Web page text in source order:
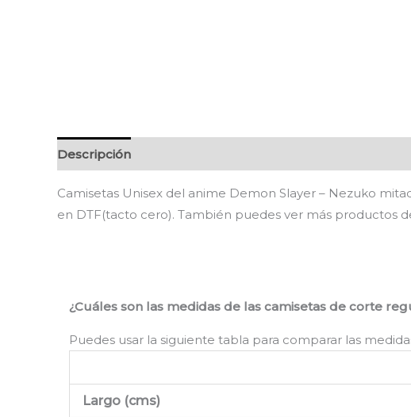
Descripción
Camisetas Unisex del anime Demon Slayer – Nezuko
en DTF(tacto cero). También puedes ver más productos
¿Cuáles son las medidas de las camisetas de corte
Puedes usar la siguiente tabla para comparar las
Largo (cms)